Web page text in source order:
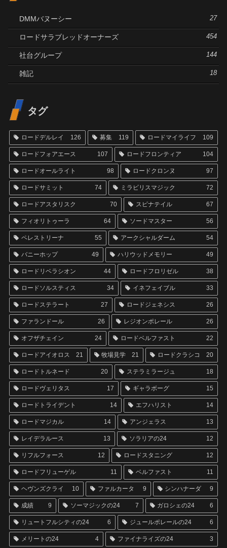
DMMバヌーシー 27
ロードサラブレッドオーナーズ 454
社台グループ 144
雑記 18
タグ
ロードデルレイ 126 募集 119 ロードマイライフ 109
ロードフォアエース 107 ロードフロンティア 104
ロードオールライト 98 ロードクロンヌ 97
ロードサミット 74 ミラビリスマジック 72
ロードアスタリスク 70 スピナテイル 67
フィオリトゥーラ 64 ソードマスター 56
ペレストリーナ 55 アークシャルダーム 54
バニーホップ 49 ハリウッドメモリー 49
ロードリベラシオン 44 ロードフロリゼル 38
ロードソルスティス 34 イネフェイブル 33
ロードステラート 27 ロードジェネシス 26
ファランドール 26 レジオンポレール 26
オフザチェイン 24 ロードベルファスト 22
ロードアイオロス 21 牧場見学 21 ロードクラシコ 20
ロードトルネード 20 ステラミラージュ 18
ロードヴェリタス 17 ギャラボーグ 15
ロードトライデント 14 エフハリスト 14
ロードマジカル 14 アンジェラス 13
レイデラルース 13 ソラリアの24 12
リフルフォース 12 ロードスタニング 12
ロードフリューゲル 11 ベルファスト 11
ヘヴンズクライ 10 ファルカータ 9 シンハナーダ 9
成績 9 ソーマジックの24 7 ガロシェの24 6
リュートフルシティの24 6 ジュールポレールの24 6
メリートの24 4 ファイナライズの24 3